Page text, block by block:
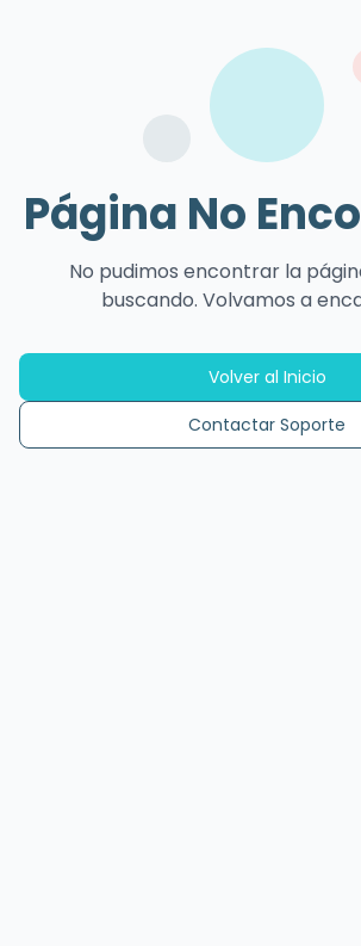
Página No
No pudimos encontrar la
buscando. Volvamos a
Volver al Inicio
Contactar Soporte